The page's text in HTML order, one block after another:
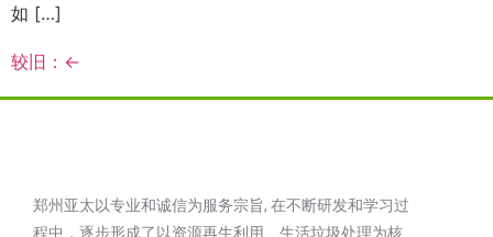
如 […]
较旧： ←
郑州亚太以专业和诚信为服务宗旨, 在不断研发和学习过
程中，逐步形成了以资源再生利用、生活垃圾处理为核